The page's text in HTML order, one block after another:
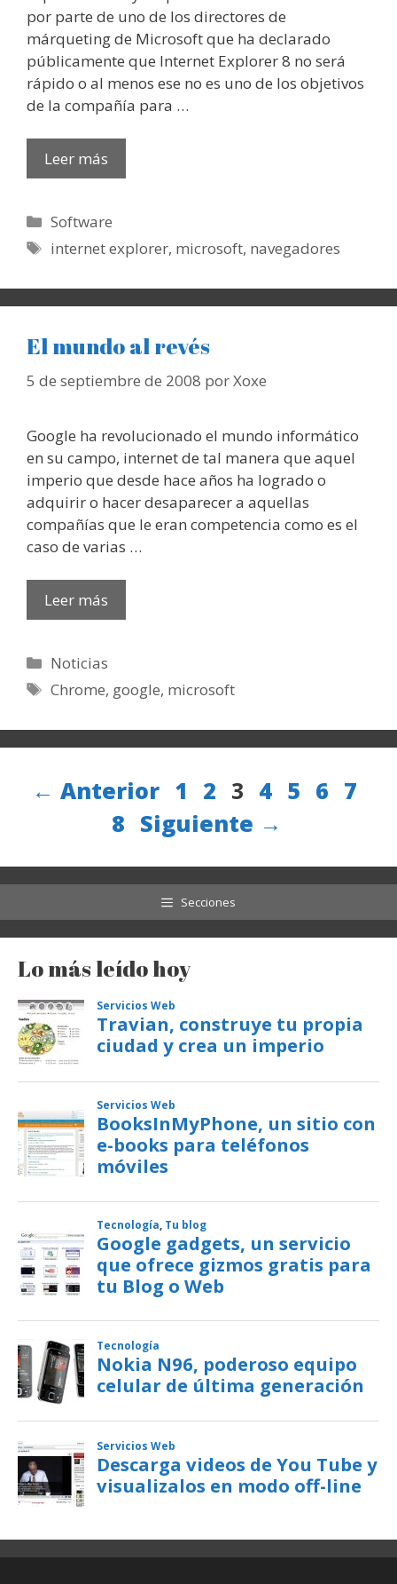
por parte de uno de los directores de
márqueting de Microsoft que ha declarado
públicamente que Internet Explorer 8 no será
rápido o al menos ese no es uno de los objetivos
de la compañía para …
Leer más
Categorías
Software
Etiquetas
internet explorer, microsoft, navegadores
El mundo al revés
5 de septiembre de 2008 porXoxe
Google ha revolucionado el mundo informático
en su campo, internet de tal manera que aquel
imperio que desde hace años ha logrado o
adquirir o hacer desaparecer a aquellas
compañías que le eran competencia como es el
caso de varias …
Leer más
Categorías
Noticias
Etiquetas
Chrome, google, microsoft
← Anterior Página
1 Página
2 Página
3 Página
4 Página
5 Página
6 7
8 Siguiente →
Secciones
Lo más leído hoy